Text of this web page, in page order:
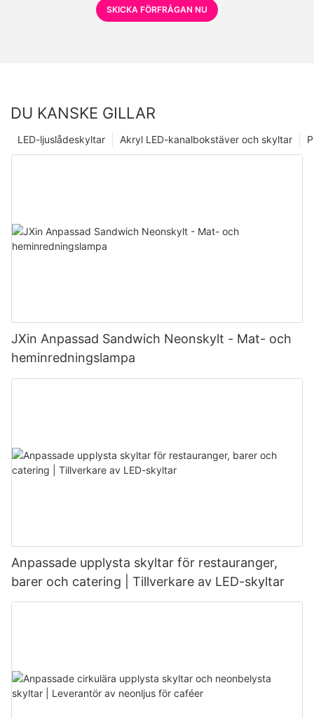
SKICKA FÖRFRÅGAN NU
DU KANSKE GILLAR
Akryl LED-kanalbokstäver och skyltar
LED-ljuslådeskyltar
JXin Anpassad Sandwich Neonskylt - Mat- och
heminredningslampa
Anpassade upplysta skyltar för restauranger,
barer och catering | Tillverkare av LED-skyltar